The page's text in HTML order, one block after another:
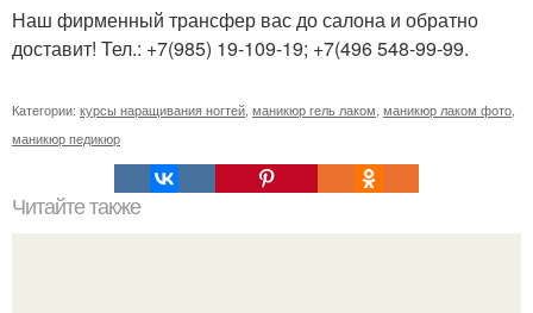
Наш фирменный трансфер вас до салона и обратно
доставит! Тел.: +7(985) 19-109-19; +7(496 548-99-99.
Категории: курсы наращивания ногтей, маникюр гель лаком, маникюр лаком фото,
маникюр педикюр
Читайте также